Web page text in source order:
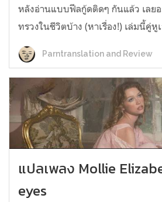
หลังอ่านแบบฟีลกู้ดติดๆ กันแล้ว เลย
ทรวงในชีวิตบ้าง (หาเรื่อง!) เล่มนี้คู่หู
Parntranslation and Review
แปลเพลง Mollie
eyes